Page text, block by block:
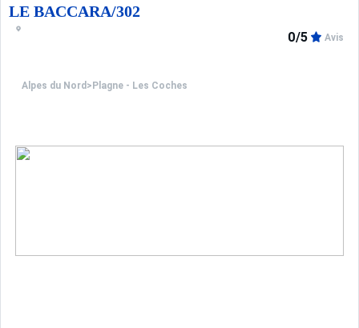
LE BACCARA/302
Alpes du Nord > Plagne - Les Coches
0/5 Avis